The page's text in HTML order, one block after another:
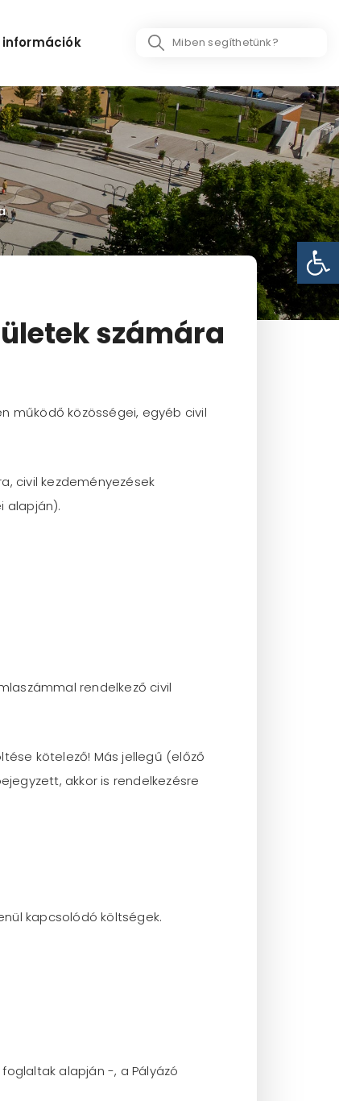
Search
számára
működő közösségei, egyéb civil
civil kezdeményezések
alapján).
rendelkező civil
kötelező! Más jellegű (előző
akkor is rendelkezésre
kapcsolódó költségek.
alapján -, a Pályázó